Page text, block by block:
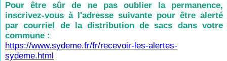
Pour être sûr de ne pas oublier la permanence,
inscrivez-vous à l'adresse suivante pour être alerté
par courriel de la distribution de sacs dans votre
commune :
https://www.sydeme.fr/fr/recevoir-les-alertes-
sydeme.html